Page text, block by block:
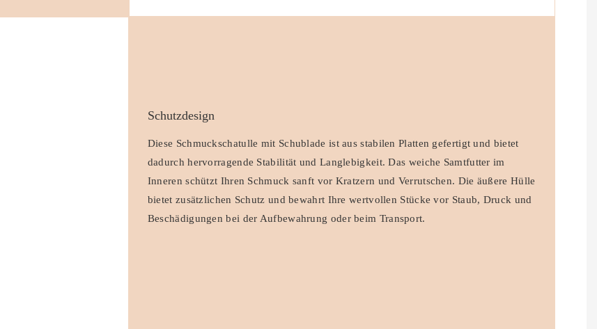
Schutzdesign
Diese Schmuckschatulle mit Schublade ist aus stabilen Platten gefertigt und bietet
dadurch hervorragende Stabilität und Langlebigkeit. Das weiche Samtfutter im
Inneren schützt Ihren Schmuck sanft vor Kratzern und Verrutschen. Die äußere Hülle
bietet zusätzlichen Schutz und bewahrt Ihre wertvollen Stücke vor Staub, Druck und
Beschädigungen bei der Aufbewahrung oder beim Transport.